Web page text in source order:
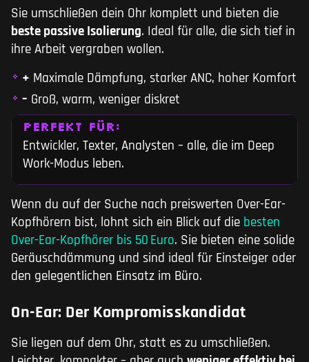
Sie umschließen dein Ohr komplett und bieten die
beste passive Isolierung. Ideal für alle, die sich tief in
ihre Arbeit vergraben wollen.
+ Maximale Dämpfung, starker ANC, hoher Komfort
– Groß, warm, weniger diskret
PERFEKT FÜR:
Entwickler, Texter, Analysten – alle, die im Deep
Work-Modus leben.
Wenn du auf der Suche nach preiswerten Over-Ear-
Kopfhörern bist, lohnt sich ein Blick auf die besten
Over-Ear-Kopfhörer bis 50 Euro. Sie bieten eine solide
Geräuschdämmung und sind ideal für Einsteiger oder
den gelegentlichen Einsatz im Büro.
On-Ear: Der Kompromisskandidat
Sie liegen auf dem Ohr, statt es zu umschließen.